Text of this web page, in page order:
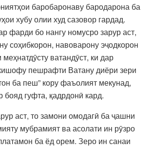
баробаронаву бародарона ба
хубу олии худ сазовор гардад.
фарди бо нангу номусро зарур аст,
соҳибкорон, навоварону эҷодкорон
ватандӯст, ки дар
пешрафти Ватану диёри зери
ба пеш” кору фаъолият мекунад,
бояд гуфта, қадрдонӣ кард.
аст, то замони омодагӣ ба ҷашни
мубрамият ва асолати ин рӯзро
ба ёд орем. Зеро ин санаи